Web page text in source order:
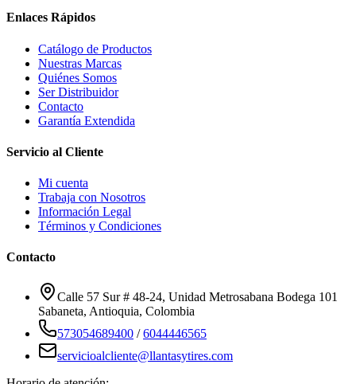
Enlaces Rápidos
Catálogo de Productos
Nuestras Marcas
Quiénes Somos
Ser Distribuidor
Contacto
Garantía Extendida
Servicio al Cliente
Mi cuenta
Trabaja con Nosotros
Información Legal
Términos y Condiciones
Contacto
Calle 57 Sur # 48-24, Unidad Metrosabana Bodega 101
Sabaneta, Antioquia, Colombia
573054689400 /6044446565
servicioalcliente@llantasytires.com